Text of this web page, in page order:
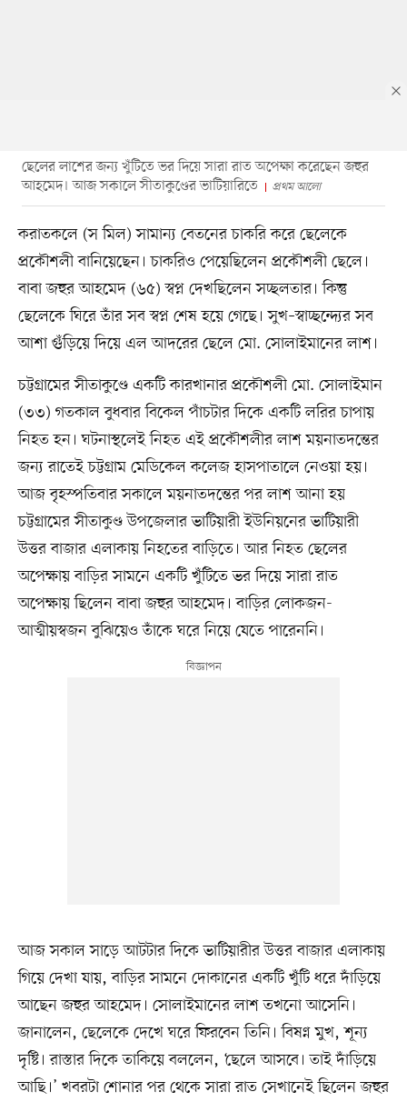
ছেলের লাশের জন্য খুঁটিতে ভর দিয়ে সারা রাত অপেক্ষা করেছেন জহুর
আহমেদ। আজ সকালে সীতাকুণ্ডের ভাটিয়ারিতে
প্রথম আলো
করাতকলে (স মিল) সামান্য বেতনের চাকরি করে ছেলেকে
প্রকৌশলী বানিয়েছেন। চাকরিও পেয়েছিলেন প্রকৌশলী ছেলে।
বাবা জহুর আহমেদ (৬৫) স্বপ্ন দেখছিলেন সচ্ছলতার। কিন্তু
ছেলেকে ঘিরে তাঁর সব স্বপ্ন শেষ হয়ে গেছে। সুখ–স্বাচ্ছন্দ্যের সব
আশা গুঁড়িয়ে দিয়ে এল আদরের ছেলে মো. সোলাইমানের লাশ।
চট্টগ্রামের সীতাকুণ্ডে একটি কারখানার প্রকৌশলী মো. সোলাইমান
(৩৩) গতকাল বুধবার বিকেল পাঁচটার দিকে একটি লরির চাপায়
নিহত হন। ঘটনাস্থলেই নিহত এই প্রকৌশলীর লাশ ময়নাতদন্তের
জন্য রাতেই চট্টগ্রাম মেডিকেল কলেজ হাসপাতালে নেওয়া হয়।
আজ বৃহস্পতিবার সকালে ময়নাতদন্তের পর লাশ আনা হয়
চট্টগ্রামের সীতাকুণ্ড উপজেলার ভাটিয়ারী ইউনিয়নের ভাটিয়ারী
উত্তর বাজার এলাকায় নিহতের বাড়িতে। আর নিহত ছেলের
অপেক্ষায় বাড়ির সামনে একটি খুঁটিতে ভর দিয়ে সারা রাত
অপেক্ষায় ছিলেন বাবা জহুর আহমেদ। বাড়ির লোকজন-
আত্মীয়স্বজন বুঝিয়েও তাঁকে ঘরে নিয়ে যেতে পারেননি।
আজ সকাল সাড়ে আটটার দিকে ভাটিয়ারীর উত্তর বাজার এলাকায়
গিয়ে দেখা যায়, বাড়ির সামনে দোকানের একটি খুঁটি ধরে দাঁড়িয়ে
আছেন জহুর আহমেদ। সোলাইমানের লাশ তখনো আসেনি।
জানালেন, ছেলেকে দেখে ঘরে ফিরবেন তিনি। বিষণ্ন মুখ, শূন্য
দৃষ্টি। রাস্তার দিকে তাকিয়ে বললেন, ‘ছেলে আসবে। তাই দাঁড়িয়ে
আছি।’ খবরটা শোনার পর থেকে সারা রাত সেখানেই ছিলেন জহুর